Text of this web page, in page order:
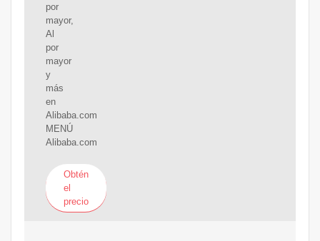
por
mayor,
Al
por
mayor
y
más
en
Alibaba.com
MENÚ
Alibaba.com
Obtén
el
precio